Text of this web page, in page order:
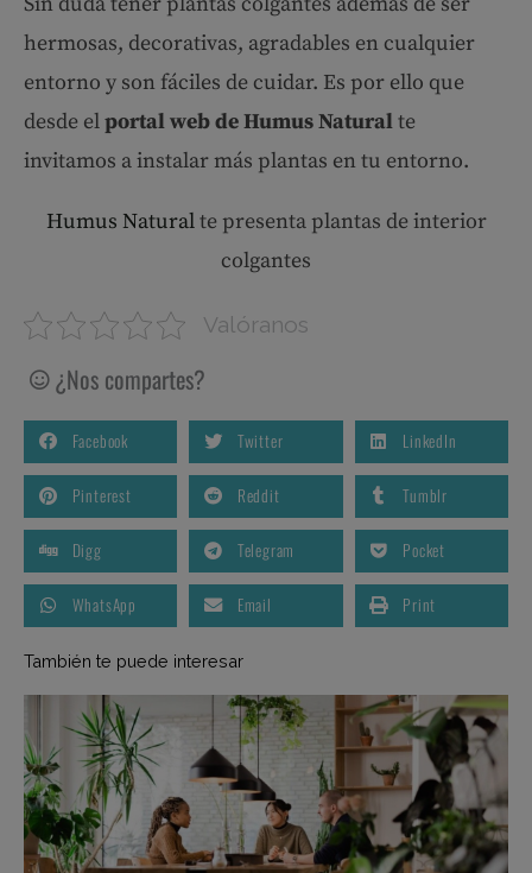
hermosas, decorativas, agradables en cualquier
entorno y son fáciles de cuidar. Es por ello que
desde elportal web de Humus Naturalte
invitamos a instalar más plantas en tu entorno.
Humus Naturalte presenta plantas de interior
colgantes
Valóranos
¿Nos compartes?
Facebook Twitter LinkedIn
Pinterest Reddit Tumblr
Digg Telegram Pocket
WhatsApp Email Print
También te puede interesar